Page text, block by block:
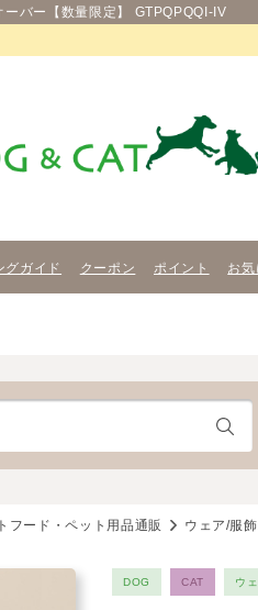
バー【数量限定】 GTPQPQQI-IV
グガイド クーポン ポイント お気
フード・ペット用品通販 ウェア/服
DOG CAT ウ